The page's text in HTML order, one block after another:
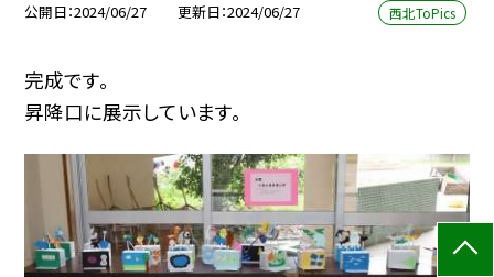
公開日 2024/06/27 更新日 2024/06/27 西北ToPics
完成です。
昇降口に展示しています。